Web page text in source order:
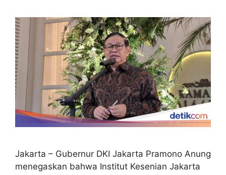
Jakarta – Gubernur DKI Jakarta Pramono Anung
menegaskan bahwa Institut Kesenian Jakarta